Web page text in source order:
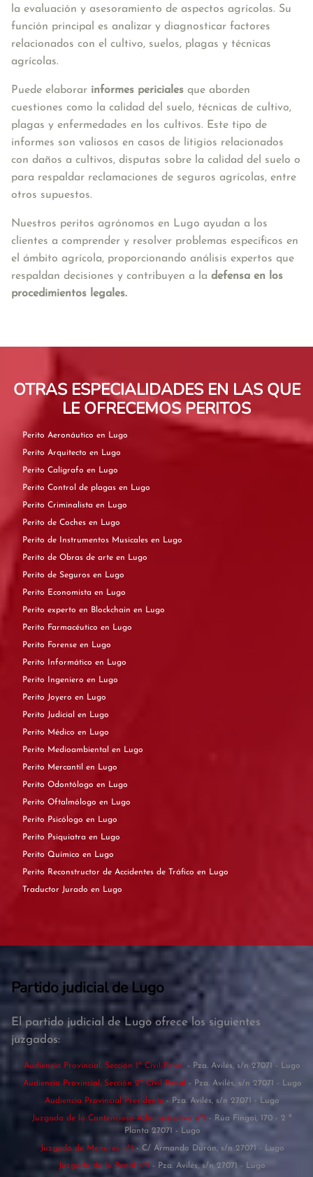
la evaluación y asesoramiento de aspectos agrícolas. Su
función principal es analizar y diagnosticar factores
relacionados con el cultivo, suelos, plagas y técnicas
agrícolas.
Puede elaborar informes periciales que aborden
cuestiones como la calidad del suelo, técnicas de cultivo,
plagas y enfermedades en los cultivos. Este tipo de
informes son valiosos en casos de litigios relacionados
con daños a cultivos, disputas sobre la calidad del suelo o
para respaldar reclamaciones de seguros agrícolas, entre
otros supuestos.
Nuestros peritos agrónomos en Lugo ayudan a los
clientes a comprender y resolver problemas específicos en
el ámbito agrícola, proporcionando análisis expertos que
respaldan decisiones y contribuyen a la defensa en los
procedimientos legales.
OTRAS ESPECIALIDADES EN LAS QUE
LE OFRECEMOS PERITOS
Perito Aeronáutico en Lugo
Perito Arquitecto en Lugo
Perito Calígrafo en Lugo
Perito Control de plagas en Lugo
Perito Criminalista en Lugo
Perito de Coches en Lugo
Perito de Instrumentos Musicales en Lugo
Perito de Obras de arte en Lugo
Perito de Seguros en Lugo
Perito Economista en Lugo
Perito experto en Blockchain en Lugo
Perito Farmacéutico en Lugo
Perito Forense en Lugo
Perito Informático en Lugo
Perito Ingeniero en Lugo
Perito Joyero en Lugo
Perito Judicial en Lugo
Perito Médico en Lugo
Perito Medioambiental en Lugo
Perito Mercantil en Lugo
Perito Odontólogo en Lugo
Perito Oftalmólogo en Lugo
Perito Psicólogo en Lugo
Perito Psiquiatra en Lugo
Perito Químico en Lugo
Perito Reconstructor de Accidentes de Tráfico en Lugo
Traductor Jurado en Lugo
Partido judicial de Lugo
El partido judicial de Lugo ofrece los siguientes
juzgados:
Audiencia Provincial, Sección 1ª Civil-Penal - Pza. Avilés, s/n 27071 - Lugo
Audiencia Provincial, Sección 2ª Civil-Penal - Pza. Avilés, s/n 27071 - Lugo
Audiencia Provincial Presidente - Pza. Avilés, s/n 27071 - Lugo
Juzgado de lo Contencioso-Administrativo nº1 - Rúa Fingoi, 170 - 2 ª
Planta 27071 - Lugo
Juzgado de Menores nº1 - C/ Armando Durán, s/n 27071 - Lugo
Juzgado de lo Penal nº1 - Pza. Avilés, s/n 27071 - Lugo